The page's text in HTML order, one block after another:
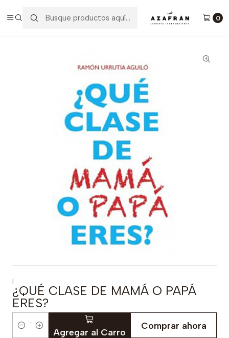
0
Crianza
¿Qué Clase De Mamá O Papá Eres?
|
¿QUÉ CLASE DE MAMÁ O PAPÁ
ERES?
Cantidad Agregar al Carro
Comprar ahora